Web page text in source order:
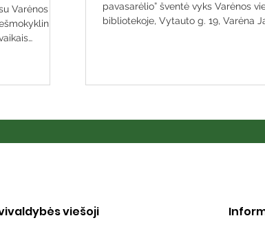
Varėnos
pavasarėlio” šventė vyks Varėnos
bibliotekoje, Vytauto g. 19, Varėna Jaukioje
viešoji